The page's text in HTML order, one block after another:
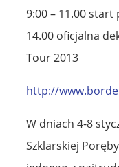
9:00 – 11.00 start
14.00 oficjalna
Tour 2013
http://
W dniach 4-8
Szklarskiej